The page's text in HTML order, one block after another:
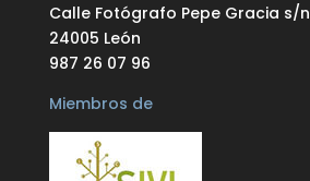
Calle Fotógrafo Pepe Gracia s/n
24005 León
987 26 07 96
Miembros de